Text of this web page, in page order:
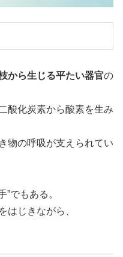
から生じる平たい器官の
酸化炭素から酸素を生み
物の呼吸が支えられてい
”でもある。
はじきながら、